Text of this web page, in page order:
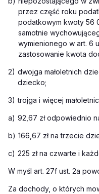
przez część roku
podatkowym kwoty 56
samotnie
wymienionego w art. 6
zastosowanie kwota
2) dwojga małoletnich
dziecko;
3) trojga i więcej
a) 92,67 zł odpowiednio
b) 166,67 zł na trzecie
c) 225 zł na czwarte i
W myśl art. 27f ust. 2a
Za dochody, o których